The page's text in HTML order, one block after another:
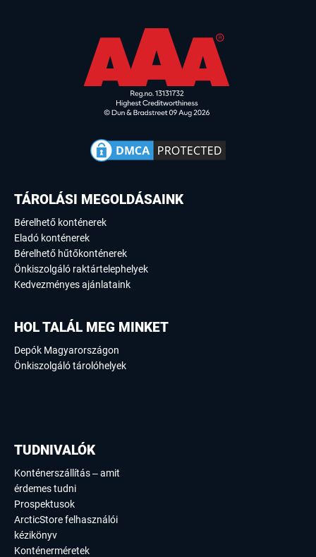
TÁROLÁSI MEGOLDÁSAINK
Bérelhető konténerek
Eladó konténerek
Bérelhető hűtőkonténerek
Önkiszolgáló raktártelephelyek
Kedvezményes ajánlataink
HOL TALÁL MEG MINKET
Depók Magyarországon
Önkiszolgáló tárolóhelyek
TUDNIVALÓK
Konténerszállítás – amit
érdemes tudni
Prospektusok
ArcticStore felhasználói
kézikönyv
Konténerméretek